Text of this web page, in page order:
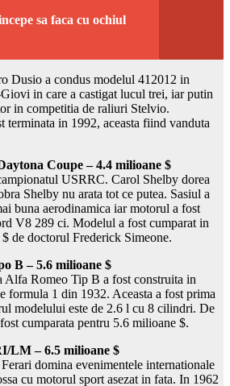
sa faca cu ochiul
Dusio a condus modelul 412012 in
in care a castigat lucul trei, iar putin
in competitia de raliuri Stelvio.
terminata in 1992, aceasta fiind vanduta
Coupe – 4.4 milioane $
USRRC. Carol Shelby dorea
Shelby nu arata tot ce putea. Sasiul a
buna aerodinamica iar motorul a fost
V8 289 ci. Modelul a fost cumparat in
de doctorul Frederick Simeone.
B – 5.6 milioane $
Alfa Romeo Tip B a fost construita in
formula 1 din 1932. Aceasta a fost prima
modelului este de 2.6 l cu 8 cilindri. De
cumparata pentru 5.6 milioane $.
LM – 6.5 milioane $
domina evenimentele internationale
cu motorul sport asezat in fata. In 1962